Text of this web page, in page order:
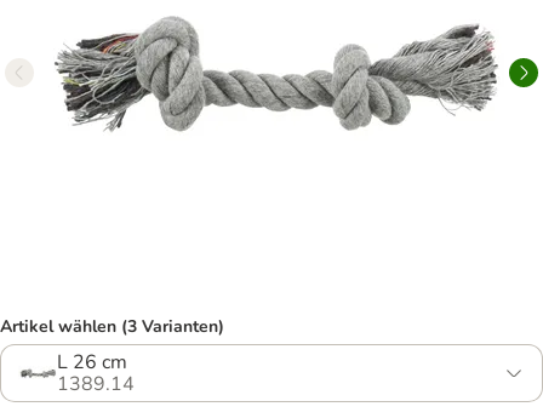
Artikel wählen (3 Varianten)
L 26 cm
1389.14